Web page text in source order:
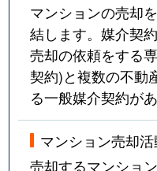
マンションの売却
結します。媒介契
売却の依頼をする
契約)と複数の不動
る一般媒介契約があ
マンション売却活
売却するマンショ